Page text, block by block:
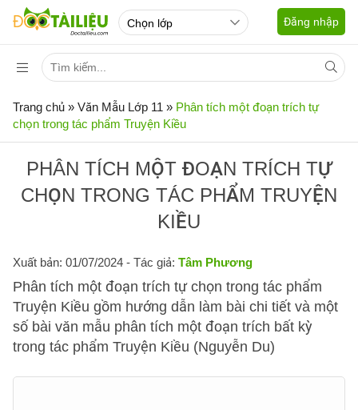
Đăng nhập
Trang chủ » Văn Mẫu Lớp 11 » Phân tích một đoạn trích tự
chọn trong tác phẩm Truyện Kiều
PHÂN TÍCH MỘT ĐOẠN TRÍCH TỰ
CHỌN TRONG TÁC PHẨM TRUYỆN
KIỀU
Xuất bản: 01/07/2024 - Tác giả: Tâm Phương
Phân tích một đoạn trích tự chọn trong tác phẩm
Truyện Kiều gồm hướng dẫn làm bài chi tiết và một
số bài văn mẫu phân tích một đoạn trích bất kỳ
trong tác phẩm Truyện Kiều (Nguyễn Du)